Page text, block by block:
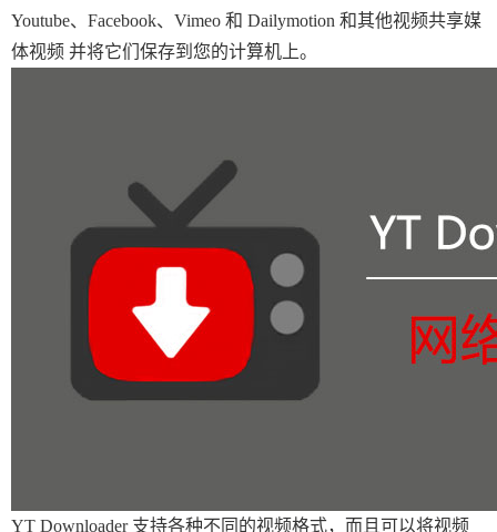
Youtube、Facebook、Vimeo 和 Dailymotion 和其他视频共享媒
体视频 并将它们保存到您的计算机上。
YT Downloader 支持各种不同的视频格式，而且可以将视频